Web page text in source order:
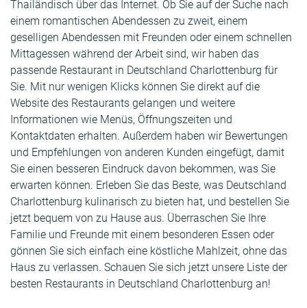
Thailändisch über das Internet. Ob Sie auf der Suche nach
einem romantischen Abendessen zu zweit, einem
geselligen Abendessen mit Freunden oder einem schnellen
Mittagessen während der Arbeit sind, wir haben das
passende Restaurant in Deutschland Charlottenburg für
Sie. Mit nur wenigen Klicks können Sie direkt auf die
Website des Restaurants gelangen und weitere
Informationen wie Menüs, Öffnungszeiten und
Kontaktdaten erhalten. Außerdem haben wir Bewertungen
und Empfehlungen von anderen Kunden eingefügt, damit
Sie einen besseren Eindruck davon bekommen, was Sie
erwarten können. Erleben Sie das Beste, was Deutschland
Charlottenburg kulinarisch zu bieten hat, und bestellen Sie
jetzt bequem von zu Hause aus. Überraschen Sie Ihre
Familie und Freunde mit einem besonderen Essen oder
gönnen Sie sich einfach eine köstliche Mahlzeit, ohne das
Haus zu verlassen. Schauen Sie sich jetzt unsere Liste der
besten Restaurants in Deutschland Charlottenburg an!